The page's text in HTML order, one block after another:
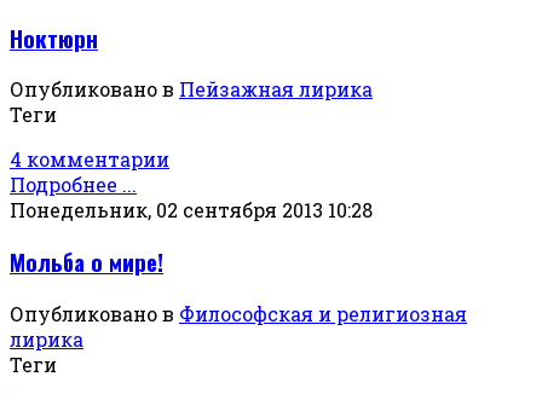
Ноктюрн
Опубликовано в Пейзажная лирика
Теги
4 комментарии
Подробнее ...
Понедельник, 02 сентября 2013 10:28
Мольба о мире!
Опубликовано в Философская и религиозная
лирика
Теги